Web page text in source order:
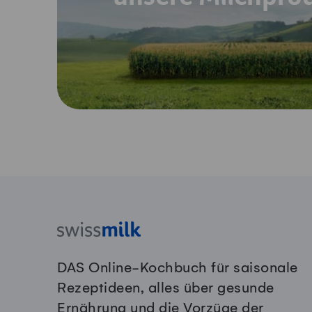
DAS Online-Kochbuch für saisonale
Rezeptideen, alles über gesunde
Ernährung und die Vorzüge der